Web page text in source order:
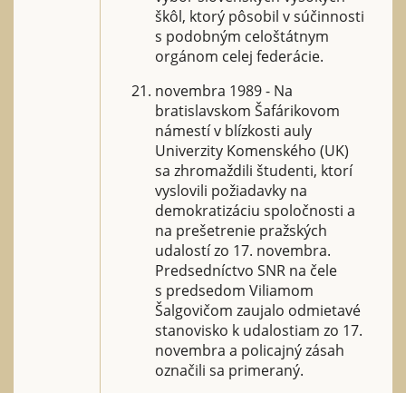
škôl, ktorý pôsobil v súčinnosti
s podobným celoštátnym
orgánom celej federácie.
novembra 1989 - Na
bratislavskom Šafárikovom
námestí v blízkosti auly
Univerzity Komenského (UK)
sa zhromaždili študenti, ktorí
vyslovili požiadavky na
demokratizáciu spoločnosti a
na prešetrenie pražských
udalostí zo 17. novembra.
Predsedníctvo SNR na čele
s predsedom Viliamom
Šalgovičom zaujalo odmietavé
stanovisko k udalostiam zo 17.
novembra a policajný zásah
označili sa primeraný.